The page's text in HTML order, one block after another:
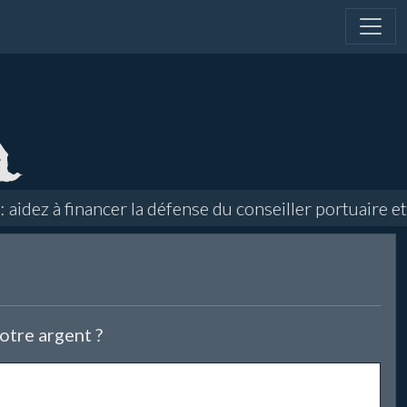
à financer la défense du conseiller portuaire et
argent ?